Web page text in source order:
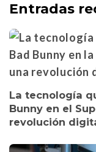
Entradas
La tecnología
Bunny en el
revolución